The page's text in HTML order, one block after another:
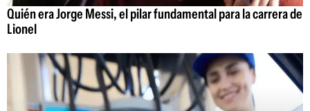
Quién era Jorge Messi, el pilar fundamental para la carrera de
Lionel